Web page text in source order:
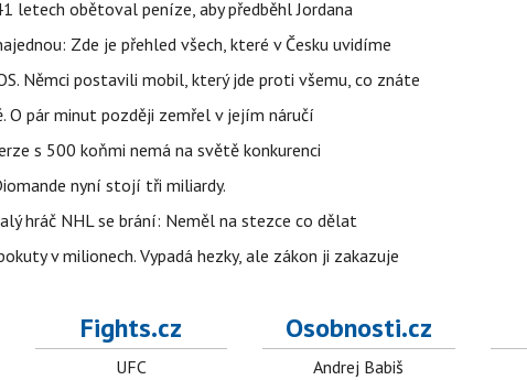
letech obětoval peníze, aby předběhl Jordana
Zde je přehled všech, které v Česku uvidíme
Němci postavili mobil, který jde proti všemu, co znáte
pár minut později zemřel v jejím náručí
s 500 koňmi nemá na světě konkurenci
nyní stojí tři miliardy.
hráč NHL se brání: Neměl na stezce co dělat
v milionech. Vypadá hezky, ale zákon ji zakazuje
Fights.cz
UFC
Osobnosti.cz
Andrej Babiš